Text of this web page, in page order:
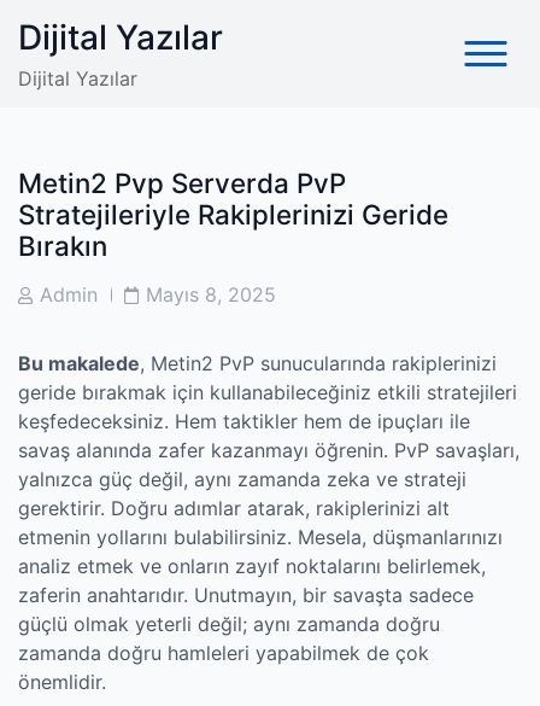
content
Dijital Yazılar
Dijital Yazılar
Metin2 Pvp Serverda PvP
Stratejileriyle Rakiplerinizi Geride
Bırakın
PostAdmin
PostMayıs 8, 2025
Bu makalede, Metin2 PvP sunucularında rakiplerinizi
geride bırakmak için kullanabileceğiniz etkili stratejileri
keşfedeceksiniz. Hem taktikler hem de ipuçları ile
savaş alanında zafer kazanmayı öğrenin. PvP savaşları,
yalnızca güç değil, aynı zamanda zeka ve strateji
gerektirir. Doğru adımlar atarak, rakiplerinizi alt
etmenin yollarını bulabilirsiniz. Mesela, düşmanlarınızı
analiz etmek ve onların zayıf noktalarını belirlemek,
zaferin anahtarıdır. Unutmayın, bir savaşta sadece
güçlü olmak yeterli değil; aynı zamanda doğru
zamanda doğru hamleleri yapabilmek de çok
önemlidir.